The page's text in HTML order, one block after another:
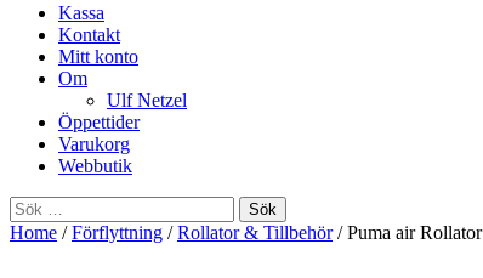
Kassa
Kontakt
Mitt konto
Om
Ulf Netzel
Öppettider
Varukorg
Webbutik
Sök
efter:
Home /Förflyttning /Rollator & Tillbehör/ Puma air Rollator